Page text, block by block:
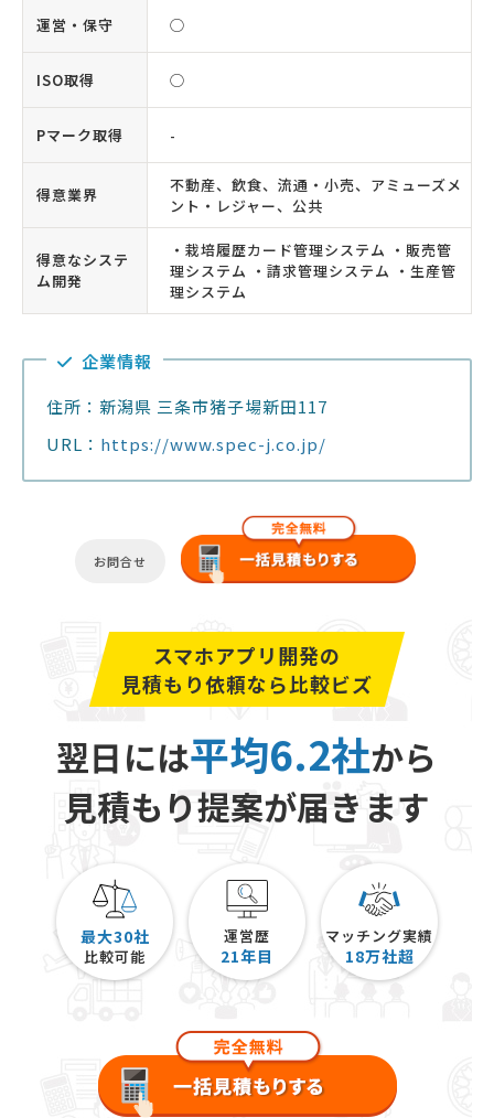
運営・保守 ◯
ISO取得 ◯
Pマーク取得 -
得意業界
不動産、飲食、流通・小売、アミューズメ
ント・レジャー、公共
得意なシステ
ム開発
・栽培履歴カード管理システム ・販売管
理システム ・請求管理システム ・生産管
理システム
企業情報
住所：新潟県 三条市猪子場新田117
URL： https://www.spec-j.co.jp/
お問合せ
スマホアプリ開発の
見積もり依頼なら比較ビズ
翌日には平均6.2社から
見積もり提案が届きます
最大30社
比較可能
運営歴
21年目
マッチング実績
18万社超